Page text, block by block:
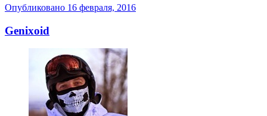
Опубликовано 16 февраля, 2016
Genixoid